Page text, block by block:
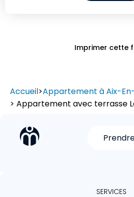
Imprimer cette
Accueil>Appartement à Aix-
> Appartement avec terrasse
SERVICES